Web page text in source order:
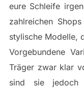
eure Schleife
zahlreichen
stylische Modelle,
Vorgebundene
Träger zwar klar
sind sie